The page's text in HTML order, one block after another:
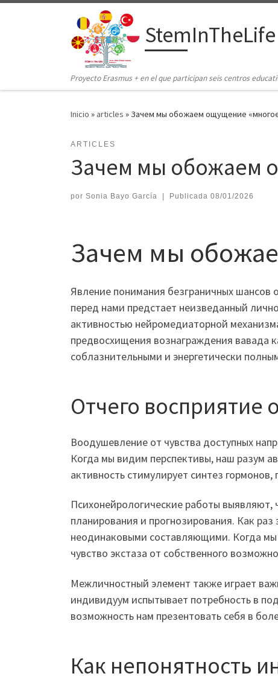
Saltar al contenido
StemInTheLife
Proyecto Erasmus + en el que participan seis centros
Inicio » articles » Зачем мы обожаем ощущение
ARTICLES
Зачем мы обожаем
por Sonia Bayo García Publicada 08/01/2026
Зачем мы
Явление понимания безграничных шансов
перед нами предстает неизведанный
активностью нейромедиаторной
предвосхищения вознаграждения вавада
соблазнительными и энергетически
Отчего восприятие
Воодушевление от чувства доступных
Когда мы видим перспективы, наш разум
активность стимулирует синтез
Психонейрологические работы выявляют,
планирования и прогнозирования. Как
неодинаковыми составляющими. Когда мы
чувство экстаза от собственного
Межличностный элемент также играет
индивидуум испытывает потребность в
возможность нам презентовать себя в
Как непонятность